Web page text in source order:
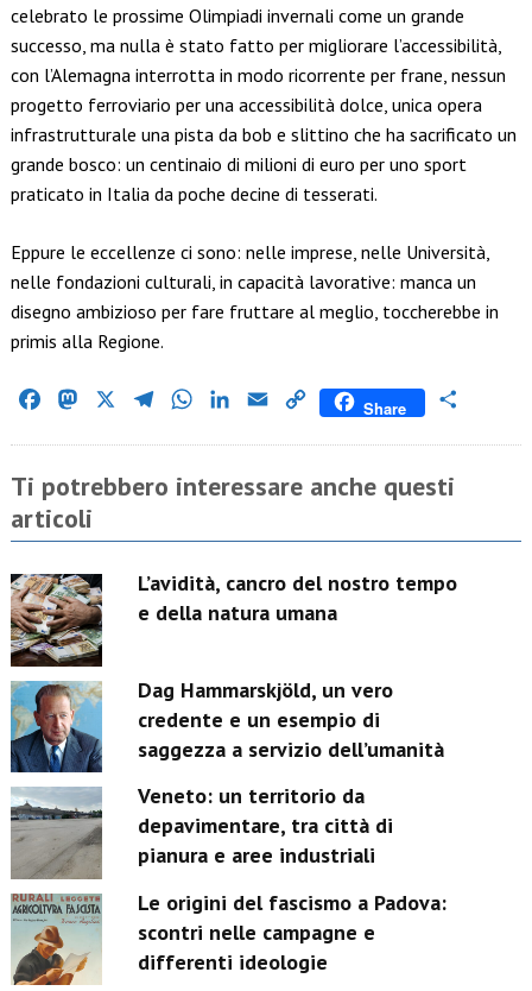
celebrato le prossime Olimpiadi invernali come un grande
successo, ma nulla è stato fatto per migliorare l’accessibilità,
con l’Alemagna interrotta in modo ricorrente per frane, nessun
progetto ferroviario per una accessibilità dolce, unica opera
infrastrutturale una pista da bob e slittino che ha sacrificato un
grande bosco: un centinaio di milioni di euro per uno sport
praticato in Italia da poche decine di tesserati.
Eppure le eccellenze ci sono: nelle imprese, nelle Università,
nelle fondazioni culturali, in capacità lavorative: manca un
disegno ambizioso per fare fruttare al meglio, toccherebbe in
primis alla Regione.
FacebookMastodon TelegramWhatsAppLinkedIn
Email Copy
Share
Ti potrebbero interessare anche questi
articoli
L’avidità, cancro del nostro tempo
e della natura umana
Dag Hammarskjöld, un vero
credente e un esempio di
saggezza a servizio dell’umanità
Veneto: un territorio da
depavimentare, tra città di
pianura e aree industriali
Le origini del fascismo a Padova:
scontri nelle campagne e
differenti ideologie